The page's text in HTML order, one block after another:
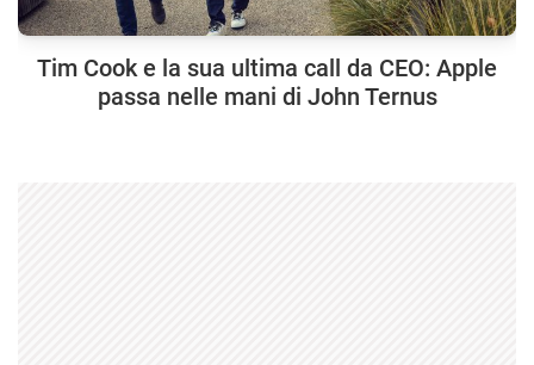
Tim Cook e la sua ultima call da CEO: Apple
passa nelle mani di John Ternus